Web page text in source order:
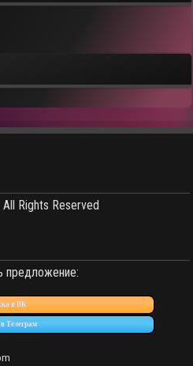
Rights Reserved
предложение:
в ВК
Телеграм